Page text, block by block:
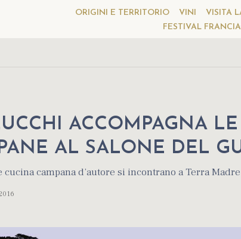
ORIGINI E TERRITORIO VINI VISITA
FESTIVAL
ACCOMPAGNA
AL SALONE DEL
cucina campana d’autore si incontrano a Terra